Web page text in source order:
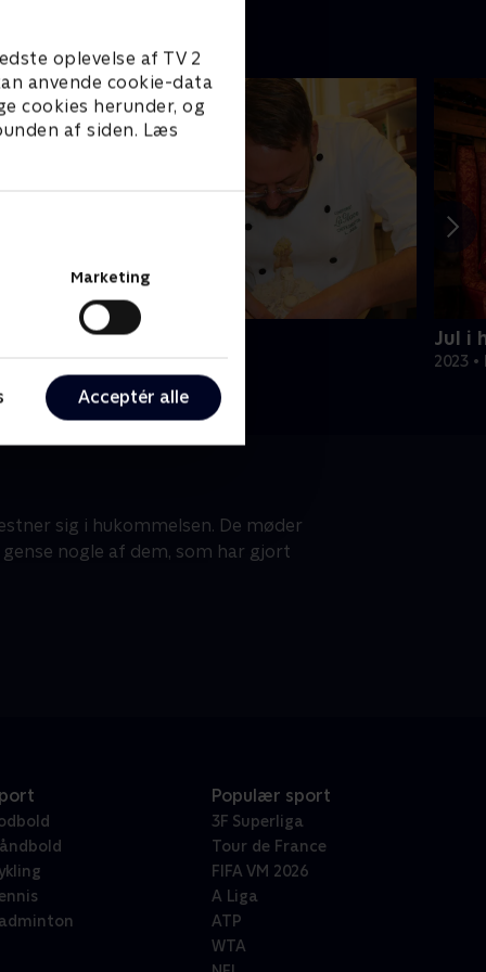
oplevelse af TV 2
anvende cookie-data
cookies herunder, og
af siden. Læs
Marketing
Acceptér alle
Nytår hos La Glace
• Livsstil • 37 min
Jul i
2023
sig i hukommelsen. De møder
nogle af dem, som har gjort
Populær sport
3F Superliga
Tour de France
FIFA VM 2026
A Liga
ATP
WTA